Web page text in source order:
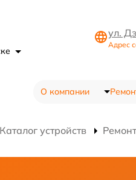
ул.
Адрес
О компании
Каталог устройств